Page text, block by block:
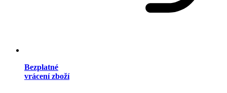
Bezplatné
vrácení zboží